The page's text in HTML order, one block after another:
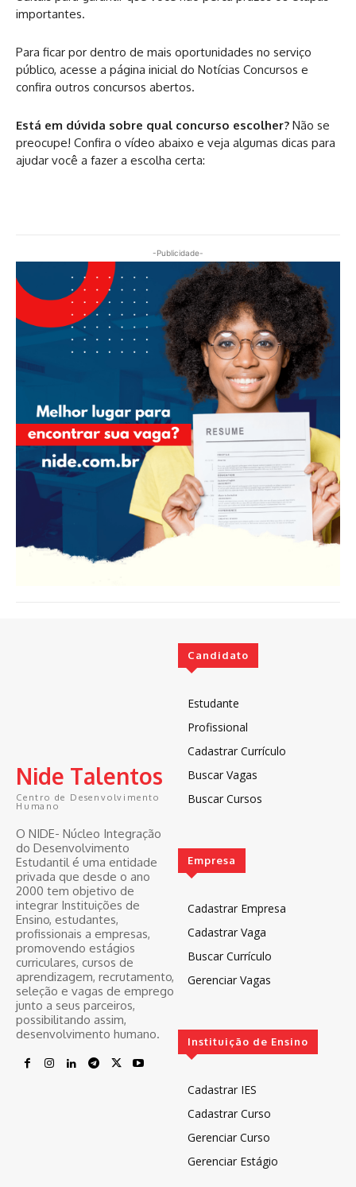
importantes.
Para ficar por dentro de mais oportunidades no serviço
público, acesse a página inicial do Notícias Concursos e
confira outros concursos abertos.
Está em dúvida sobre qual concurso escolher? Não se
preocupe! Confira o vídeo abaixo e veja algumas dicas para
ajudar você a fazer a escolha certa:
-Publicidade-
Nide Talentos
Centro de Desenvolvimento
Humano
O NIDE- Núcleo Integração
do Desenvolvimento
Estudantil é uma entidade
privada que desde o ano
2000 tem objetivo de
integrar Instituições de
Ensino, estudantes,
profissionais a empresas,
promovendo estágios
curriculares, cursos de
aprendizagem, recrutamento,
seleção e vagas de emprego
junto a seus parceiros,
possibilitando assim,
desenvolvimento humano.
Candidato
Estudante
Profissional
Cadastrar Currículo
Buscar Vagas
Buscar Cursos
Empresa
Cadastrar Empresa
Cadastrar Vaga
Buscar Currículo
Gerenciar Vagas
Instituição de Ensino
Cadastrar IES
Cadastrar Curso
Gerenciar Curso
Gerenciar Estágio